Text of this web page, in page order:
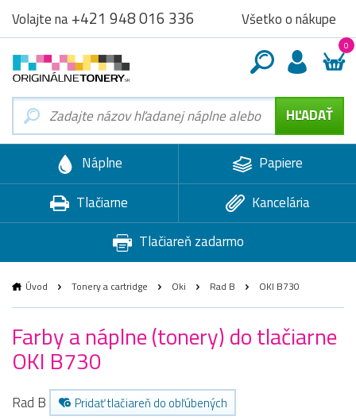
Volajte na+421 948 016 336 Všetko o nákupe
0
Náplne
Papiere
Tlačiarne
Kancelária
Tlačiareň zadarmo
Úvod Tonery a cartridge Oki Rad B OKI B730
Farby a náplne (tonery) do tlačiarne
OKI B730
Rad B Pridať tlačiareň do obľúbených